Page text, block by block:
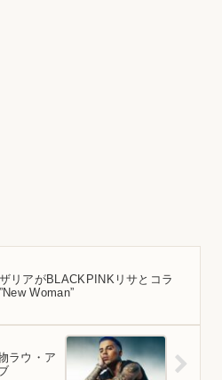
リアがBLACKPINKリサとコラ
Woman”
ラウ・ア